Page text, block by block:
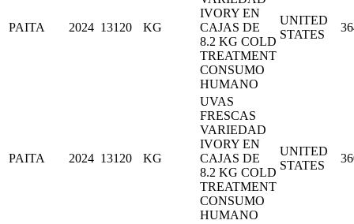
PAITA 2024 13120 KG
IVORY EN
CAJAS DE
8.2 KG COLD
TREATMENT
CONSUMO
HUMANO
UNITED
STATES
PAITA 2024 13120 KG
UVAS
FRESCAS
VARIEDAD
IVORY EN
CAJAS DE
8.2 KG COLD
TREATMENT
CONSUMO
HUMANO
UNITED
STATES